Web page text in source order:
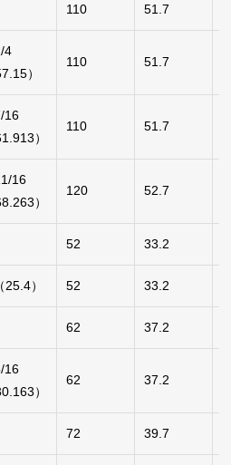
110 51.7
4
）
110 51.7
16
）
110 51.7
16
）
120 52.7
52 33.2
25.4） 52 33.2
62 37.2
16
）
62 37.2
72 39.7